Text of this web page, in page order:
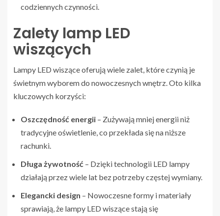
codziennych czynności.
Zalety lamp LED
wiszących
Lampy LED wiszące oferują wiele zalet, które czynią je
świetnym wyborem do nowoczesnych wnętrz. Oto kilka
kluczowych korzyści:
Oszczędność energii – Zużywają mniej energii niż
tradycyjne oświetlenie, co przekłada się na niższe
rachunki.
Długa żywotność – Dzięki technologii LED lampy
działają przez wiele lat bez potrzeby częstej wymiany.
Elegancki design – Nowoczesne formy i materiały
sprawiają, że lampy LED wiszące stają się